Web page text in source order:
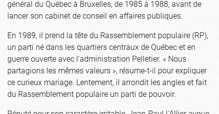
général du Québec à Bruxelles, de 1985 à 1988, avant de
lancer son cabinet de conseil en affaires publiques.
En 1989, il prend la tête du Rassemblement populaire (RP),
un parti né dans les quartiers centraux de Québec et en
guerre ouverte avec l'administration Pelletier. « Nous
partagions les mêmes valeurs », résume-t-il pour expliquer
ce curieux mariage. Lentement, il arrondit les angles et fait
du Rassemblement populaire un parti de pouvoir.